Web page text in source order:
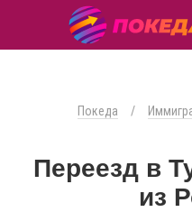
Покеда /
Переезд в
из